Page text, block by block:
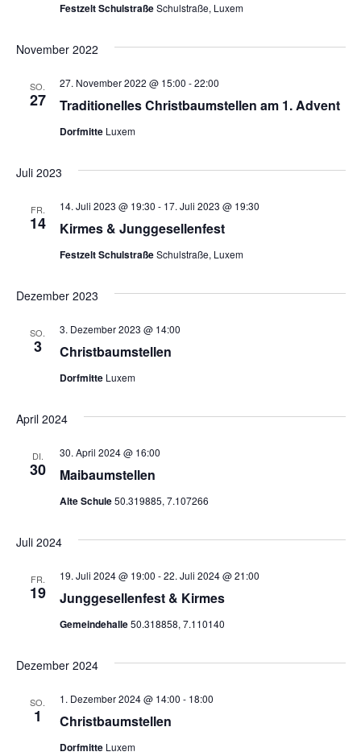
Festzelt SchulstraßeSchulstraße, Luxem
November 2022
SO.
27 Traditionelles Christbaumstellen am 1. Advent
27. November 2022 @ 15:00 -22:00
Dorfmitte Luxem
Juli 2023
FR.
14 Kirmes & Junggesellenfest
14. Juli 2023 @ 19:30 - 17. Juli 2023 @ 19:30
Festzelt SchulstraßeSchulstraße, Luxem
Dezember 2023
SO.
3 Christbaumstellen
3. Dezember 2023 @ 14:00
Dorfmitte Luxem
April 2024
DI.
30 Maibaumstellen
30. April 2024 @ 16:00
Alte Schule50.319885, 7.107266
Juli 2024
FR.
19 Junggesellenfest & Kirmes
19. Juli 2024 @ 19:00 -22. Juli 2024 @ 21:00
Gemeindehalle50.318858, 7.110140
Dezember 2024
SO.
1 Christbaumstellen
1. Dezember 2024 @ 14:00 - 18:00
Dorfmitte Luxem